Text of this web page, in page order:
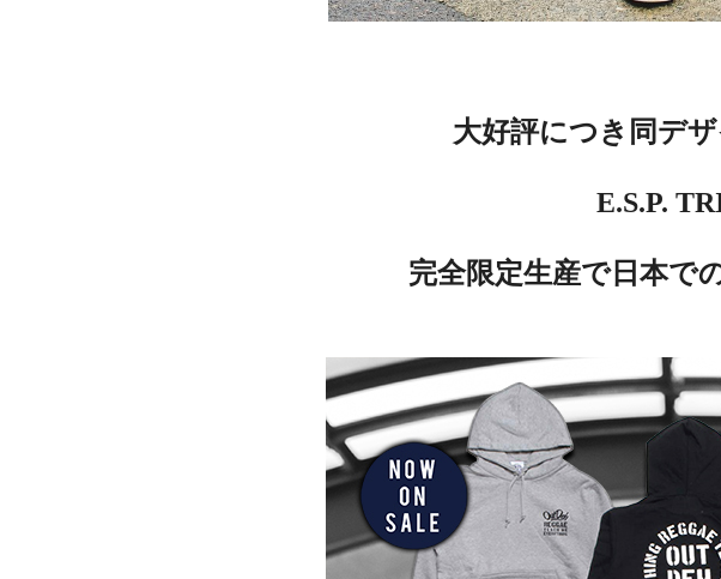
大好評につき同デ
E.S.P.
完全限定生産で日本で